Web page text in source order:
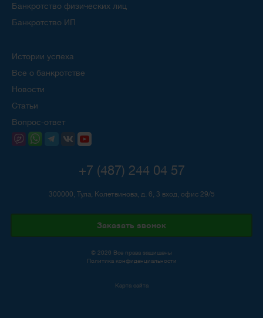
Банкротство физических лиц
Банкротство ИП
Истории успеха
Все о банкротстве
Новости
Статьи
Вопрос-ответ
+7 (487) 244 04 57
300000, Тула, Колетвинова, д. 6, 3 вход, офис 29/5
Заказать звонок
© 2026 Все права защищены
Политика конфиденциальности
Карта сайта